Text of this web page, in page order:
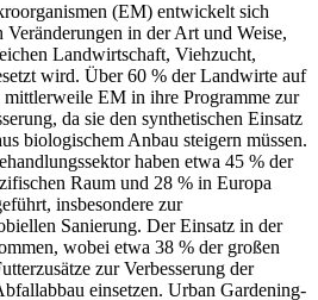
(EM) entwickelt sich
in der Art und Weise,
Landwirtschaft, Viehzucht,
wird. Über 60 % der Landwirte auf
mittlerweile EM in ihre Programme zur
da sie den synthetischen Einsatz
biologischem Anbau steigern müssen.
haben etwa 45 % der
Raum und 28 % in Europa
insbesondere zur
Sanierung. Der Einsatz in der
wobei etwa 38 % der großen
zur Verbesserung der
einsetzen. Urban Gardening-